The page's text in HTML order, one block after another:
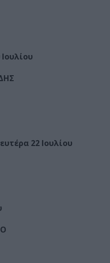
22 Ιουλίου